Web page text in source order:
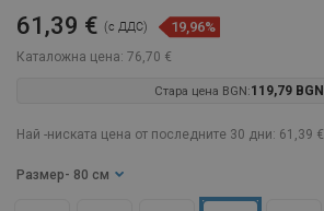
Каталожна цена: 76,70 €
61,39 € (с ДДС) 19,96%
Стара цена BGN:119,79 BGN
Най -ниската цена от последните 30 дни: 61,39 €
Размер - 80 см